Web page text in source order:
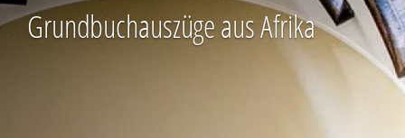
Grundbuchauszüge aus Afrika